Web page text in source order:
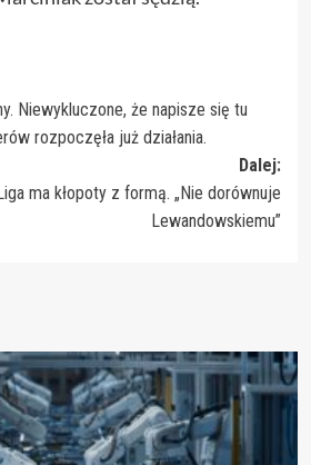
Niewykluczone, że napisze się tu
rozpoczęła już działania.
Dalej:
ma kłopoty z formą. „Nie dorównuje
Lewandowskiemu”